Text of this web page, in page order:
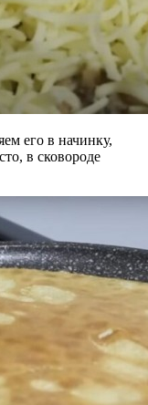
его в начинку,
в сковороде